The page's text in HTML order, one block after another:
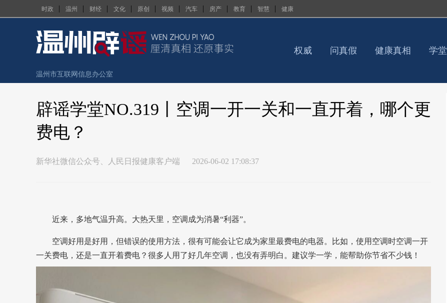
时政 | 温州 | 财经 | 文化 | 原创 | 视频 | 汽车 | 房产 | 教育 | 智慧 | 健康
温州市互联网信息办公室
权威 问真假 健康真相 学堂
辟谣学堂NO.319丨空调一开一关和一直开着，哪个更
费电？
新华社微信公众号、人民日报健康客户端 2026-06-02 17:08:37
近来，多地气温升高。大热天里，空调成为消暑“利器”。
空调好用是好用，但错误的使用方法，很有可能会让它成为家里最费电的电器。比如，使用空调时空调一开
一关费电，还是一直开着费电？很多人用了好几年空调，也没有弄明白。建议学一学，能帮助你节省不少钱！